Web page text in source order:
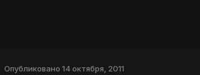
Опубликовано 14 октября, 2011